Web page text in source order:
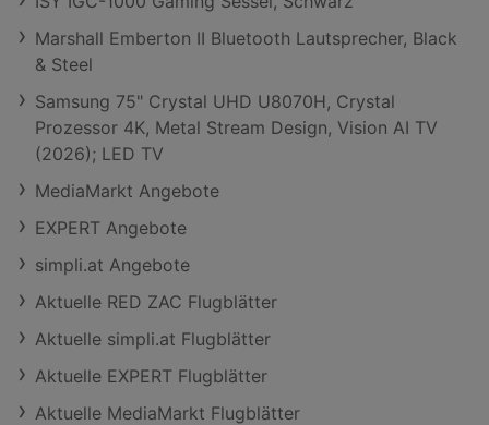
Marshall Emberton II Bluetooth Lautsprecher, Black
& Steel
Samsung 75" Crystal UHD U8070H, Crystal
Prozessor 4K, Metal Stream Design, Vision AI TV
(2026); LED TV
MediaMarkt Angebote
EXPERT Angebote
simpli.at Angebote
Aktuelle RED ZAC Flugblätter
Aktuelle simpli.at Flugblätter
Aktuelle EXPERT Flugblätter
Aktuelle MediaMarkt Flugblätter